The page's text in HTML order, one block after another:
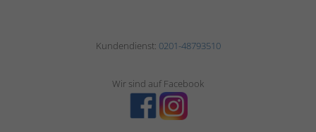
Kundendienst: 0201-48793510
Wir sind auf Facebook